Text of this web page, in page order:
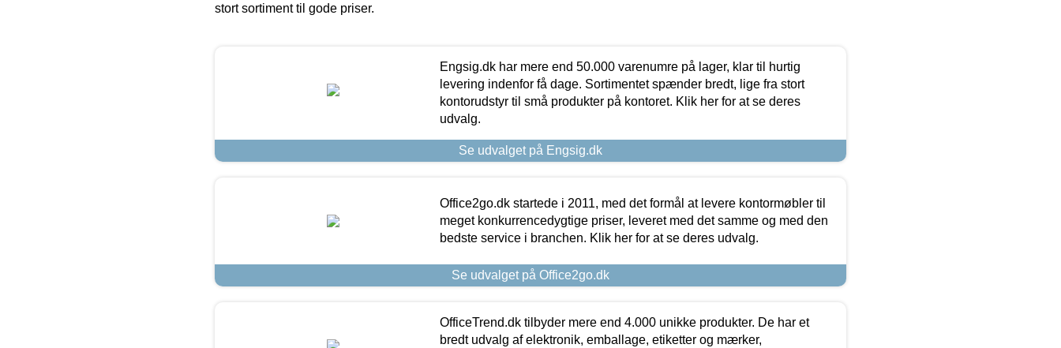
stort sortiment til gode priser.
Engsig.dk har mere end 50.000 varenumre på lager, klar til hurtig
levering indenfor få dage. Sortimentet spænder bredt, lige fra stort
kontorudstyr til små produkter på kontoret. Klik her for at se deres
udvalg.
Se udvalget på Engsig.dk
Office2go.dk startede i 2011, med det formål at levere kontormøbler til
meget konkurrencedygtige priser, leveret med det samme og med den
bedste service i branchen. Klik her for at se deres udvalg.
Se udvalget på Office2go.dk
OfficeTrend.dk tilbyder mere end 4.000 unikke produkter. De har et
bredt udvalg af elektronik, emballage, etiketter og mærker,